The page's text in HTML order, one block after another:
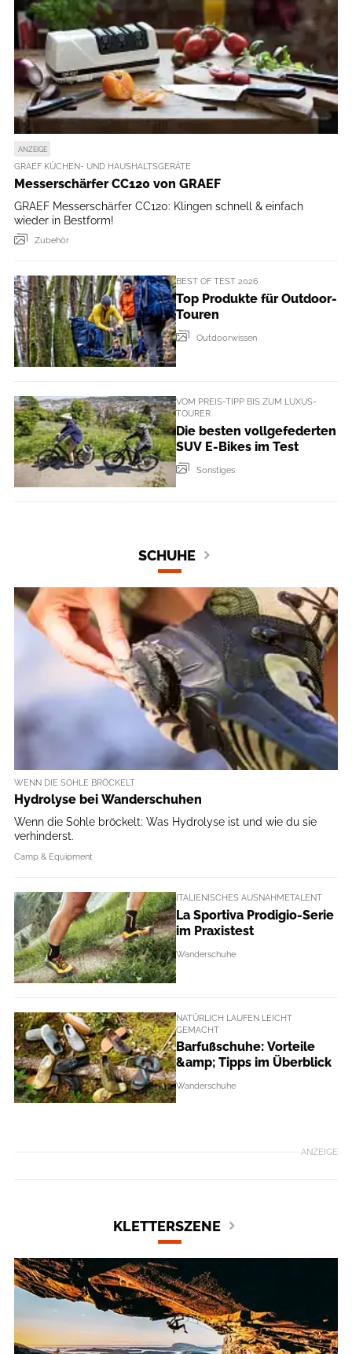
ANZEIGE
GRAEF KÜCHEN- UND HAUSHALTSGERÄTE
Messerschärfer CC120 von GRAEF
GRAEF Messerschärfer CC120: Klingen schnell & einfach
wieder in Bestform!
Zubehör
BEST OF TEST 2026
Top Produkte für Outdoor-
Touren
Outdoorwissen
VOM PREIS-TIPP BIS ZUM LUXUS-
TOURER
Die besten vollgefederten
SUV E-Bikes im Test
Sonstiges
SCHUHE
WENN DIE SOHLE BRÖCKELT
Hydrolyse bei Wanderschuhen
Wenn die Sohle bröckelt: Was Hydrolyse ist und wie du sie
verhinderst.
Camp & Equipment
ITALIENISCHES AUSNAHMETALENT
La Sportiva Prodigio-Serie
im Praxistest
Wanderschuhe
NATÜRLICH LAUFEN LEICHT
GEMACHT
Barfußschuhe: Vorteile
&amp; Tipps im Überblick
Wanderschuhe
ANZEIGE
KLETTERSZENE